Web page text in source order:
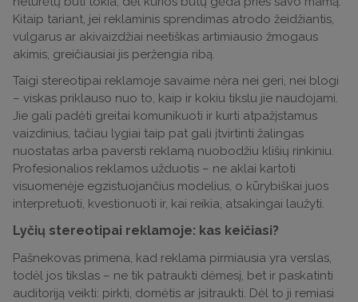
Kitaip tariant, jei reklaminis sprendimas atrodo žeidžiantis,
vulgarus ar akivaizdžiai neetiškas artimiausio žmogaus
akimis, greičiausiai jis peržengia ribą.
Taigi stereotipai reklamoje savaime nėra nei geri, nei blogi
– viskas priklauso nuo to, kaip ir kokiu tikslu jie naudojami.
Jie gali padėti greitai komunikuoti ir kurti atpažįstamus
vaizdinius, tačiau lygiai taip pat gali įtvirtinti žalingas
nuostatas arba paversti reklamą nuobodžiu klišių rinkiniu.
Profesionalios reklamos užduotis – ne aklai kartoti
visuomenėje egzistuojančius modelius, o kūrybiškai juos
interpretuoti, kvestionuoti ir, kai reikia, atsakingai laužyti.
Lyčių stereotipai reklamoje: kas keičiasi?
Pašnekovas primena, kad reklama pirmiausia yra verslas,
todėl jos tikslas – ne tik patraukti dėmesį, bet ir paskatinti
auditoriją veikti: pirkti, domėtis ar įsitraukti. Dėl to ji remiasi